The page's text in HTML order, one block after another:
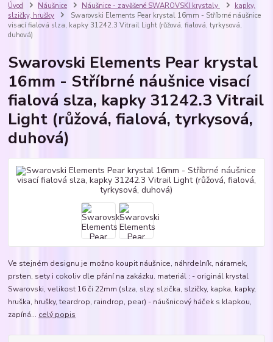
Úvod Náušnice Náušnice - zavěšené SWAROVSKI krystaly
kapky,
slzičky, hrušky
Swarovski Elements Pear krystal 16mm - Stříbrné náušnice
visací fialová slza, kapky 31242.3 Vitrail Light (růžová, fialová, tyrkysová,
duhová)
Swarovski Elements Pear krystal
16mm - Stříbrné náušnice visací
fialová slza, kapky 31242.3 Vitrail
Light (růžová, fialová, tyrkysová,
duhová)
Ve stejném designu je možno koupit náušnice, náhrdelník, náramek,
prsten, sety i cokoliv dle přání na zakázku. materiál : - originál krystal
Swarovski, velikost 16 či 22mm (slza, slzy, slzička, slzičky, kapka, kapky,
hruška, hrušky, teardrop, raindrop, pear) - náušnicový háček s klapkou,
zapíná... celý popis